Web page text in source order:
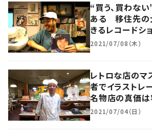
“買う、買わな
ある 移住先の
きるレコードシ
が目指すもの 大
2021/07/08（木）
レトロな店のマ
者でイラスト
名物店の真価は
ション”にあっ
2021/07/04（日）